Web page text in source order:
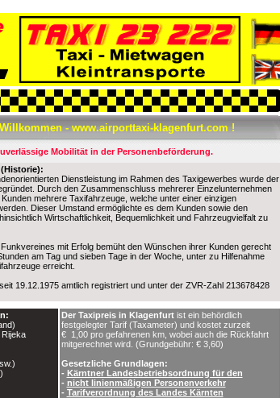
- www.airporttaxi-klagenfurt.com !
Mobilität in der Personenbeförderung.
Dienstleistung im Rahmen des Taxigewerbes wurde der
Durch den Zusammenschluss mehrerer Einzelunternehmen
mehrere Taxifahrzeuge, welche unter einer einzigen
Dieser Umstand ermöglichte es dem Kunden sowie den
Wirtschaftlichkeit, Bequemlichkeit und Fahrzeugvielfalt zu
mit Erfolg bemüht den Wünschen ihrer Kunden gerecht
am Tag und sieben Tage in der Woche, unter zu Hilfenahme
erreicht.
19.12.1975 amtlich registriert und unter der ZVR-Zahl 213678428
Der Taxipreis in Klagenfurtist ein behördlich
festgelegter Tarif (Taxameter) und kostet zurzeit
€ 1,00 pro gefahrenen km, wobei auch die Rückfahrt
mitgerechnet wird. (Grundgebühr: € 3,60)
Gesetzliche Grundlagen:
- Kärntner Landesbetriebsordnung für den
- nicht linienmäßigen Personenverkehr
- Tarifverordnung des Landes Kärnten